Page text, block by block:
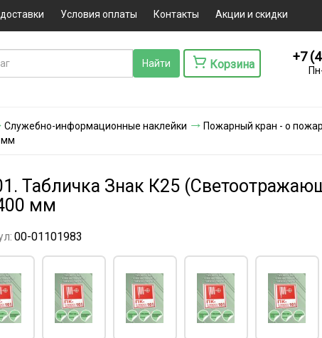
Условия оплаты Контакты Акции и скидки
Корзина
+7
Служебно-информационные наклейки
Пожарный кран - о
мм
Табличка Знак К25
мм
00-01101983